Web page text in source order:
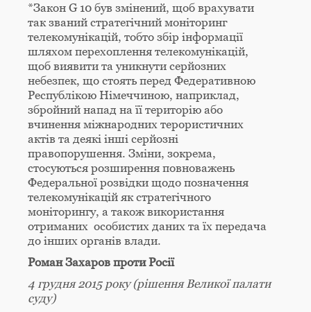
*Закон G 10 був змінений, щоб врахувати
так званий стратегічний моніторинг
телекомунікацій, тобто збір інформації
шляхом перехоплення телекомунікацій,
щоб виявити та уникнути серйозних
небезпек, що стоять перед Федеративною
Республікою Німеччиною, наприклад,
збройний напад на її територію або
вчинення міжнародних терористичних
актів та деякі інші серйозні
правопорушення. Зміни, зокрема,
стосуються розширення повноважень
Федеральної розвідки щодо позначення
телекомунікацій як стратегічного
моніторингу, а також використання
отриманих особистих даних та їх передача
до інших органів влади.
Роман Захаров проти Росії
4 грудня 2015 року (рішення Великої палати
суду)